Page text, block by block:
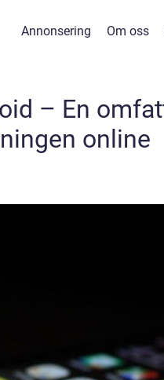
Annonsering Om oss
– En
online